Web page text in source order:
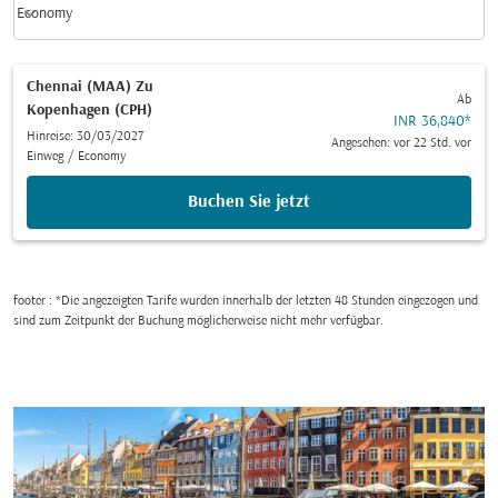
Kabinenklasse option Economy Selected
Economy
keyboard_arrow_down
Chennai (MAA) Zu
Kopenhagen (CPH)
Hinreise: 30/03/2027
Einweg / Economy
Ab
INR 36,840*
Angesehen: vor 22 Std. vor
Buchen Sie jetzt
footer : *Die angezeigten Tarife wurden innerhalb der letzten 48 Stunden eingezogen und
sind zum Zeitpunkt der Buchung möglicherweise nicht mehr verfügbar.